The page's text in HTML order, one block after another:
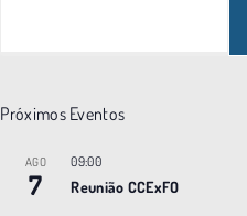
Próximos Eventos
AGO
7
09:00
Reunião CCExFO